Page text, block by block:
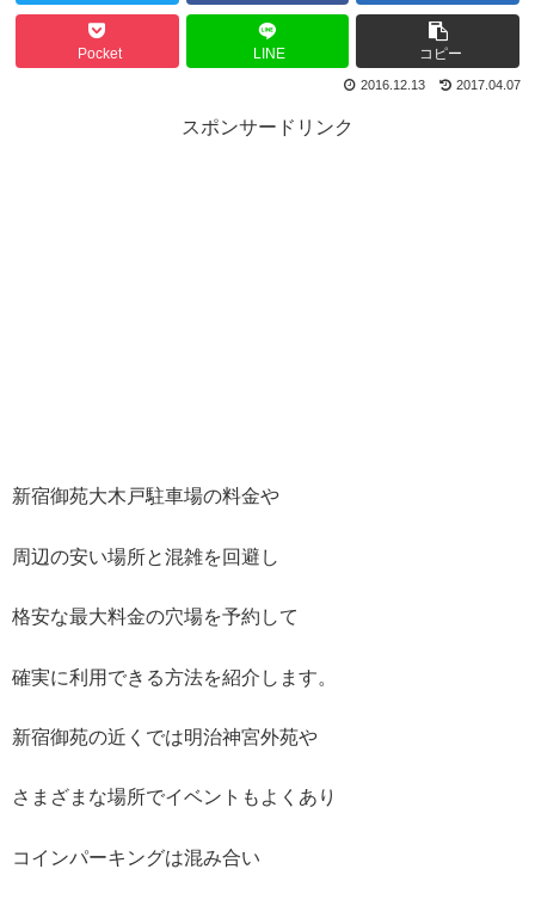
Pocket LINE コピー
2017.04.07
2016.12.13
スポンサードリンク
新宿御苑大木戸駐車場の料金や
周辺の安い場所と混雑を回避し
格安な最大料金の穴場を予約して
確実に利用できる方法を紹介します。
新宿御苑の近くでは明治神宮外苑や
さまざまな場所でイベントもよくあり
コインパーキングは混み合い